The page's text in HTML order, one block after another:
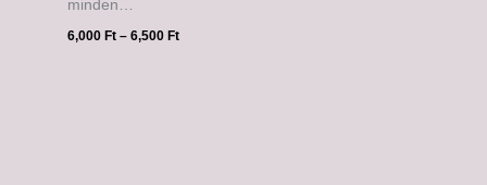
minden…
6,000Ft – 6,500Ft